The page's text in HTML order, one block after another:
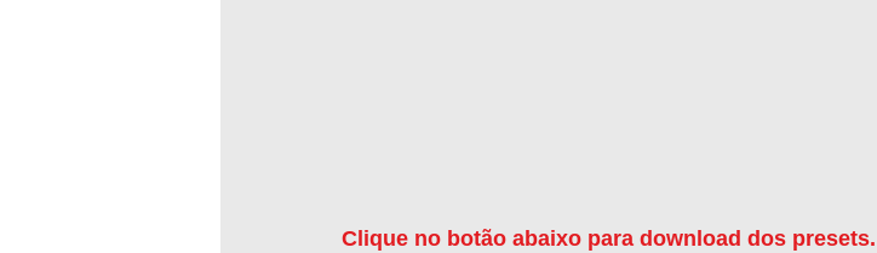
Clique no botão abaixo para download dos presets.